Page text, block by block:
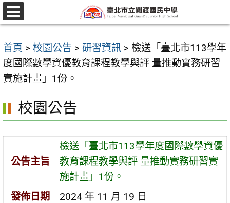
跳
至
要
內
容
選
單
首頁 > 校園公告 > 研習資訊 > 檢送「臺北市113學年
度國際數學資優教育課程教學與評 量推動實務研習
實施計畫」1份。
校園公告
公告主旨
檢送「臺北市113學年度國際數學資優
教育課程教學與評 量推動實務研習實
施計畫」1份。
發佈日期
2024 年 11 月 19 日